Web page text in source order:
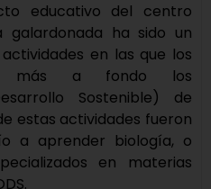
educativo del centro
galardonada ha sido un
en las que los
más a fondo los
Sostenible) de
estas actividades fueron
a aprender biología, o
en materias